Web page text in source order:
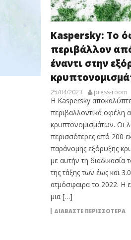
Kaspersky: Το
περιβάλλον
έναντι στην
25/04/2023 press-room
Η Kaspersky
περιβαλλοντικά οφέλη
κρυπτονομισμάτων. Οι
περισσότερες από 200
παράνομης εξόρυξης
με αυτήν τη διαδικασία
της τάξης των έως και
ατμόσφαιρα το 2022. Η
μια […]
ΔΙΑΒΆΣΤΕ ΠΕΡΙΣΣΌΤΕΡΑ